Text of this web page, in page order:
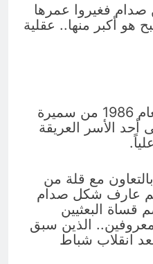
فغيروا عمرها
هو أكبر منها.. عقلية
تزوج صدام مرة ثانية العام 1986 من سميرة
أحد الأسر العريقة
مع قلة من
عارف شكل صدام
قساة البعثيين
الذين سبق
انقلاب شباط